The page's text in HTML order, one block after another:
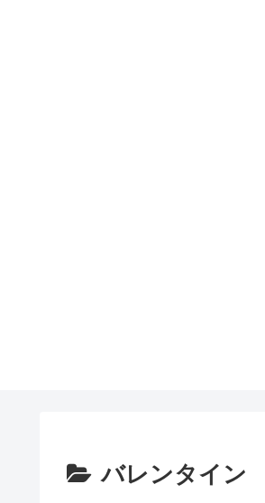
バレンタイン